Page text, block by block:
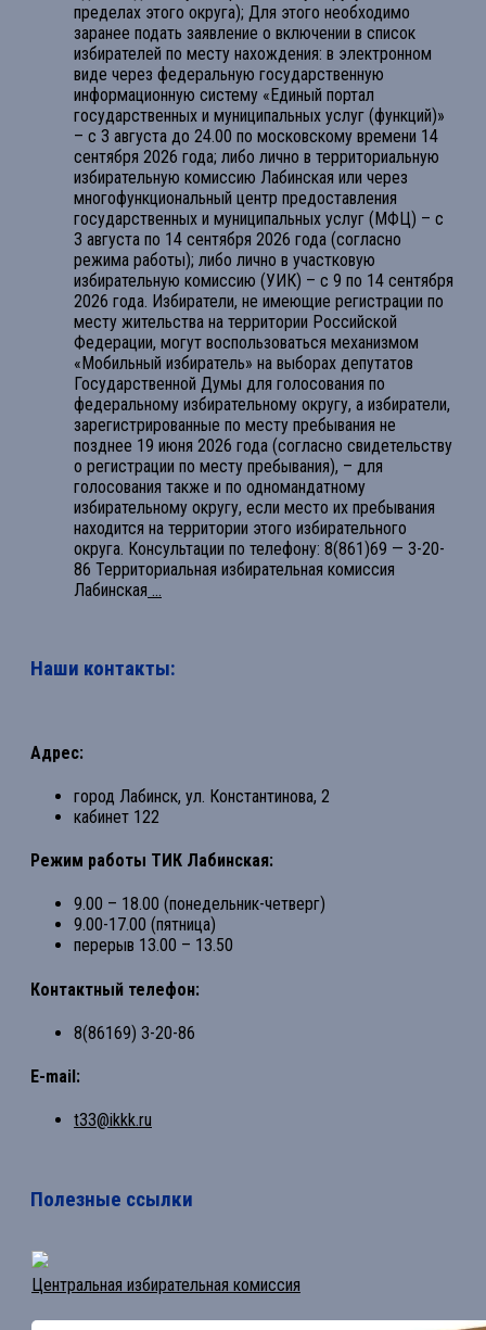
пределах этого округа); Для этого необходимо
заранее подать заявление о включении в список
избирателей по месту нахождения: в электронном
виде через федеральную государственную
информационную систему «Единый портал
государственных и муниципальных услуг (функций)»
– с 3 августа до 24.00 по московскому времени 14
сентября 2026 года; либо лично в территориальную
избирательную комиссию Лабинская или через
многофункциональный центр предоставления
государственных и муниципальных услуг (МФЦ) – с
3 августа по 14 сентября 2026 года (согласно
режима работы); либо лично в участковую
избирательную комиссию (УИК) – с 9 по 14 сентября
2026 года. Избиратели, не имеющие регистрации по
месту жительства на территории Российской
Федерации, могут воспользоваться механизмом
«Мобильный избиратель» на выборах депутатов
Государственной Думы для голосования по
федеральному избирательному округу, а избиратели,
зарегистрированные по месту пребывания не
позднее 19 июня 2026 года (согласно свидетельству
о регистрации по месту пребывания), – для
голосования также и по одномандатному
избирательному округу, если место их пребывания
находится на территории этого избирательного
округа. Консультации по телефону: 8(861)69 — 3-20-
86 Территориальная избирательная комиссия
Лабинская
Наши контакты:
Адрес:
город Лабинск, ул. Константинова, 2
кабинет 122
Режим работы ТИК Лабинская:
9.00 – 18.00 (понедельник-четверг)
9.00-17.00 (пятница)
перерыв 13.00 – 13.50
Контактный телефон:
8(86169) 3-20-86
E-mail:
t33@ikkk.ru
Полезные ссылки
Центральная избирательная комиссия